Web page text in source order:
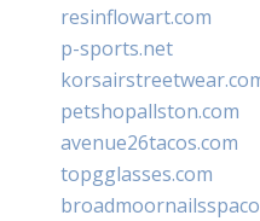
resinflowart.com
p-sports.net
petshopallston.com
avenue26tacos.com
topgglasses.com